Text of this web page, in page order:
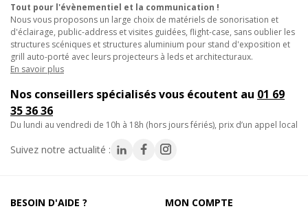
Tout pour l'évènementiel et la communication !
Nous vous proposons un large choix de matériels de sonorisation et
d'éclairage, public-address et visites guidées, flight-case, sans oublier les
structures scéniques et structures aluminium pour stand d'exposition et
grill auto-porté avec leurs projecteurs à leds et architecturaux.
En savoir plus
Nos conseillers spécialisés vous écoutent au 01 69
35 36 36
du lundi au vendredi de 10h à 18h (hors jours fériés), prix d’un appel local
Suivez notre actualité :
BESOIN D'AIDE ?
MON COMPTE